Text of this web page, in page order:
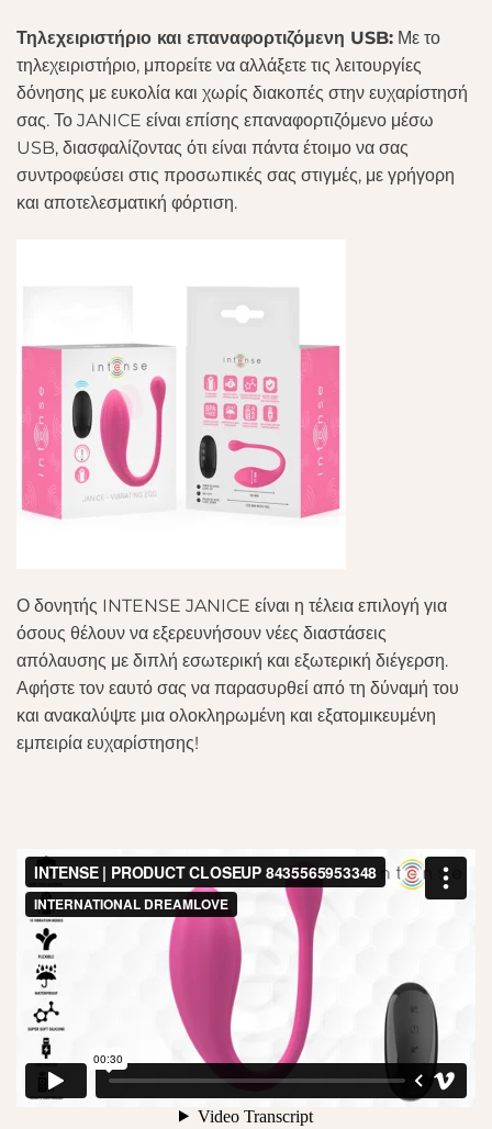
Τηλεχειριστήριο και επαναφορτιζόμενη USB: Με το
τηλεχειριστήριο, μπορείτε να αλλάξετε τις λειτουργίες
δόνησης με ευκολία και χωρίς διακοπές στην ευχαρίστησή
σας. Το JANICE είναι επίσης επαναφορτιζόμενο μέσω
USB, διασφαλίζοντας ότι είναι πάντα έτοιμο να σας
συντροφεύσει στις προσωπικές σας στιγμές, με γρήγορη
και αποτελεσματική φόρτιση.
Ο δονητής INTENSE JANICE είναι η τέλεια επιλογή για
όσους θέλουν να εξερευνήσουν νέες διαστάσεις
απόλαυσης με διπλή εσωτερική και εξωτερική διέγερση.
Αφήστε τον εαυτό σας να παρασυρθεί από τη δύναμή του
και ανακαλύψτε μια ολοκληρωμένη και εξατομικευμένη
εμπειρία ευχαρίστησης!